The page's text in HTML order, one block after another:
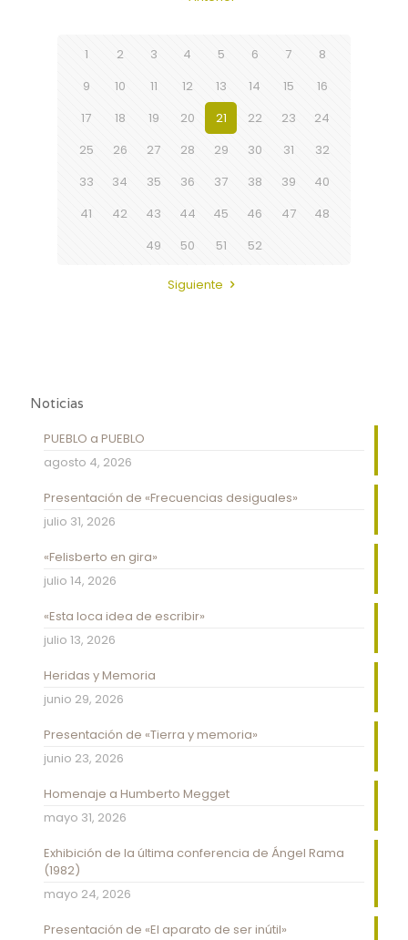
1 2 3 4 5 6 7
8
9
10 11 12 13 14 15
16
17
18 19 20 21 22 23
24
25
26 27 28 29 30 31
32
33
34 35 36 37 38 39
40
41
42 43 44 45 46 47
48
49
50 51 52
Siguiente
Noticias
PUEBLO a PUEBLO
agosto 4, 2026
Presentación de «Frecuencias desiguales»
julio 31, 2026
«Felisberto en gira»
julio 14, 2026
«Esta loca idea de escribir»
julio 13, 2026
Heridas y Memoria
junio 29, 2026
Presentación de «Tierra y memoria»
junio 23, 2026
Homenaje a Humberto Megget
mayo 31, 2026
Exhibición de la última conferencia de Ángel Rama
(1982)
mayo 24, 2026
Presentación de «El aparato de ser inútil»